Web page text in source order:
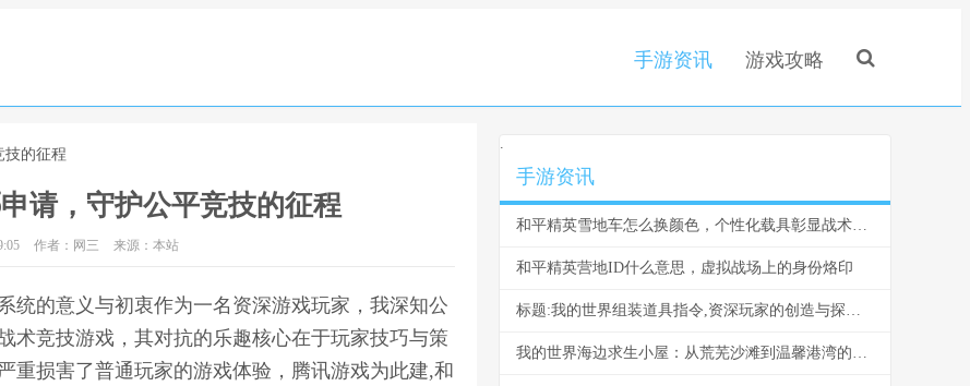
手游资讯 游戏攻略
技的征程
请，守护公平竞技的征程
作者：网三 来源：本站
统的意义与初衷作为一名资深游戏玩家，我深知公
术竞技游戏，其对抗的乐趣核心在于玩家技巧与策
重损害了普通玩家的游戏体验，腾讯游戏为此建,和
.
手游资讯
和平精英雪地车怎么换颜色，个性化载具彰显战术风采，副标题，雪原驰骋的色彩奥秘与实战价值
和平精英营地ID什么意思，虚拟战场上的身份烙印
标题:我的世界组装道具指令,资深玩家的创造与探索指南
我的世界海边求生小屋：从荒芜沙滩到温馨港湾的建造指南